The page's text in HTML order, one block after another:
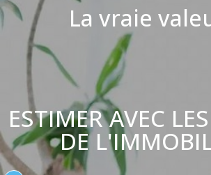
La vraie
ESTIMER AVEC
DE